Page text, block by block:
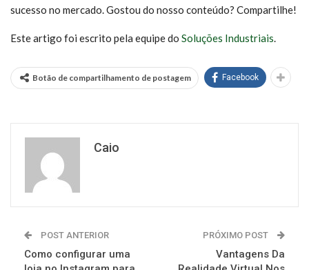
sucesso no mercado. Gostou do nosso conteúdo? Compartilhe!
Este artigo foi escrito pela equipe do Soluções Industriais.
Botão de compartilhamento de postagem Facebook
Caio
POST ANTERIOR
Como configurar uma
PRÓXIMO POST
Vantagens Da